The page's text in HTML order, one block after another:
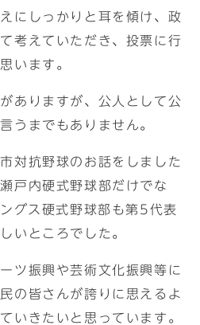
にしっかりと耳を傾け、政
考えていただき、投票に行
います。
ありますが、公人として公
うまでもありません。
対抗野球のお話をしました
戸内硬式野球部だけでな
グス硬式野球部も第5代表
いところでした。
ツ振興や芸術文化振興等に
の皆さんが誇りに思えるよ
いきたいと思っています。